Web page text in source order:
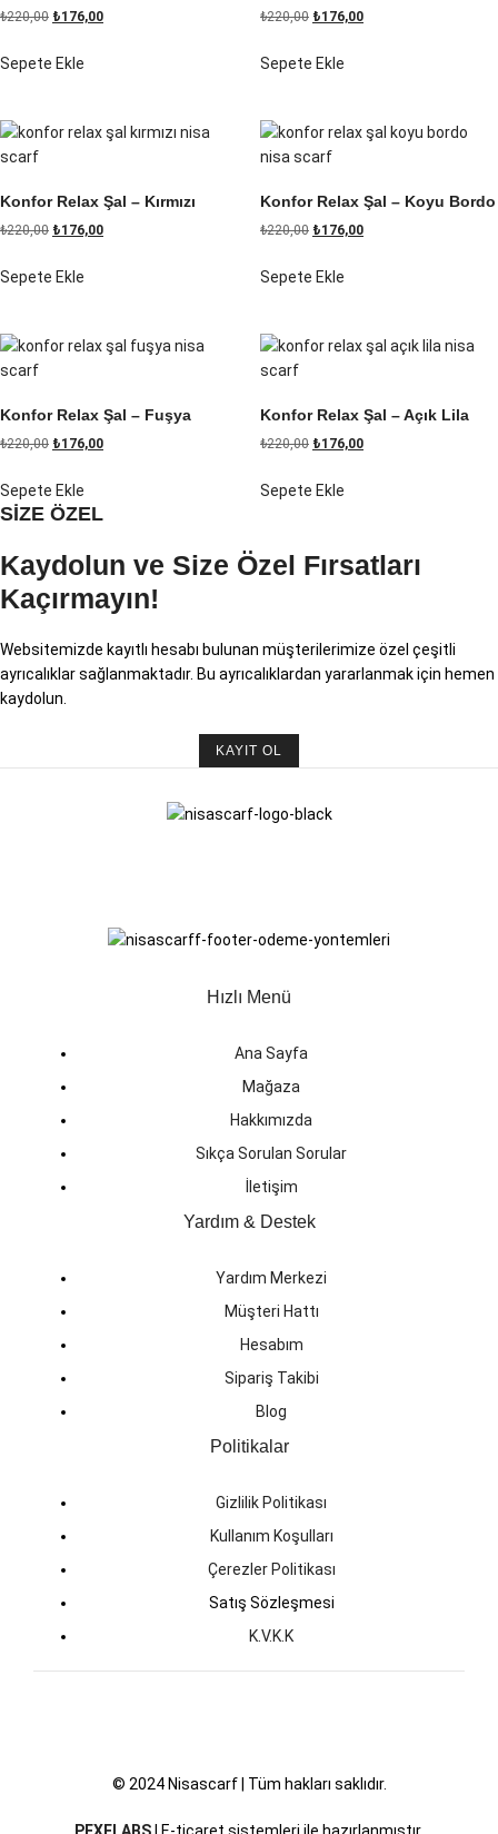
₺220,00 ₺176,00
Sepete Ekle
₺220,00 ₺176,00
Sepete Ekle
Konfor Relax Şal – Kırmızı
₺220,00 ₺176,00
Sepete Ekle
Konfor Relax Şal – Koyu Bordo
₺220,00 ₺176,00
Sepete Ekle
Konfor Relax Şal – Fuşya
₺220,00 ₺176,00
Sepete Ekle
Konfor Relax Şal – Açık Lila
₺220,00 ₺176,00
Sepete Ekle
SİZE ÖZEL
Kaydolun ve Size Özel Fırsatları
Kaçırmayın!
Websitemizde kayıtlı hesabı bulunan müşterilerimize özel çeşitli
ayrıcalıklar sağlanmaktadır. Bu ayrıcalıklardan yararlanmak için hemen
kaydolun.
KAYIT OL
Hızlı Menü
Ana Sayfa
Mağaza
Hakkımızda
Sıkça Sorulan Sorular
İletişim
Yardım & Destek
Yardım Merkezi
Müşteri Hattı
Hesabım
Sipariş Takibi
Blog
Politikalar
Gizlilik Politikası
Kullanım Koşulları
Çerezler Politikası
Satış Sözleşmesi
K.V.K.K
© 2024 Nisascarf | Tüm hakları saklıdır.